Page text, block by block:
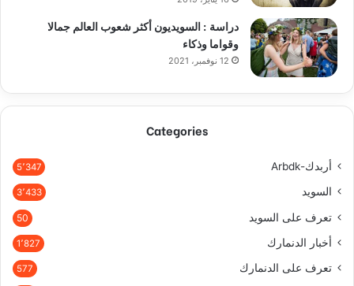
دراسة : السويديون أكثر شعوب العالم جمالا
وقواما وذكاء
12 نوفمبر، 2021
Categories
أربدك-Arbdk 5٬347
السويد 3٬433
تعرف على السويد 50
أخبار الدنمارك 1٬827
تعرف على الدنمارك 577